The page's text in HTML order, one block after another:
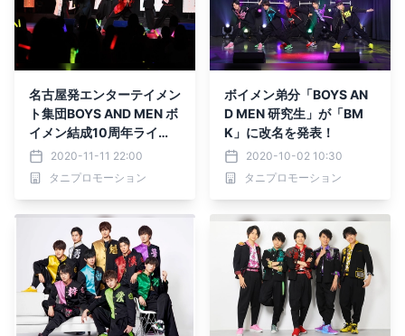
名古屋発エンターテイメン
ト集団BOYS AND MEN ボ
イメン結成10周年ライ
ブ、東京公演完遂！
2020-11-11 22:00
タニプロモーション
ボイメン弟分「BOYS AN
D MEN 研究生」が「BM
K」に改名を発表！
2020-10-02 10:30
タニプロモーション